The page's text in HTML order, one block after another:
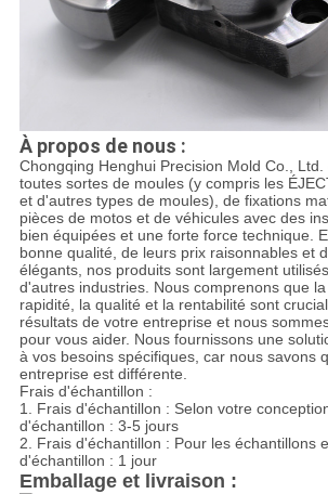
À propos de nous :
Chongqing Henghui Precision Mold Co.,
toutes sortes de moules (y compris les
et d'autres types de moules), de fixations
pièces de motos et de véhicules avec des
bien équipées et une forte force technique.
bonne qualité, de leurs prix raisonnables et
élégants, nos produits sont largement
d'autres industries. Nous comprenons que
rapidité, la qualité et la rentabilité sont
résultats de votre entreprise et nous
pour vous aider. Nous fournissons une
à vos besoins spécifiques, car nous savons
entreprise est différente.
Frais d'échantillon :
1. Frais d'échantillon : Selon votre
d'échantillon : 3-5 jours
2. Frais d'échantillon : Pour les échantillons
d'échantillon : 1 jour
Emballage et livraison :